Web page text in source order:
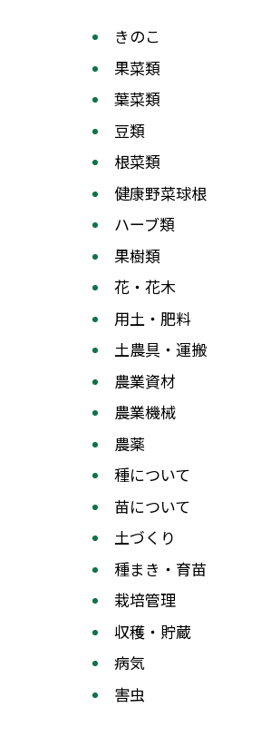
きのこ
果菜類
葉菜類
豆類
根菜類
健康野菜球根
ハーブ類
果樹類
花・花木
用土・肥料
土農具・運搬
農業資材
農業機械
農薬
種について
苗について
土づくり
種まき・育苗
栽培管理
収穫・貯蔵
病気
害虫